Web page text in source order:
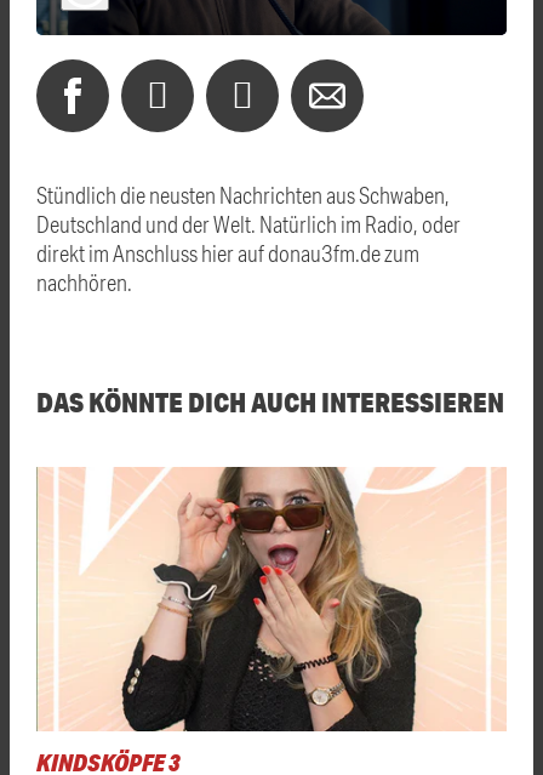
Stündlich die neusten Nachrichten aus Schwaben,
Deutschland und der Welt. Natürlich im Radio, oder
direkt im Anschluss hier auf donau3fm.de zum
nachhören.
DAS KÖNNTE DICH AUCH INTERESSIEREN
KINDSKÖPFE 3